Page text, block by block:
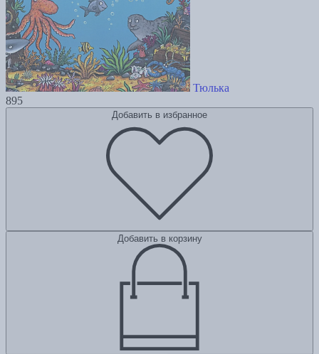
Тюлька
895
Добавить в избранное
Добавить в корзину